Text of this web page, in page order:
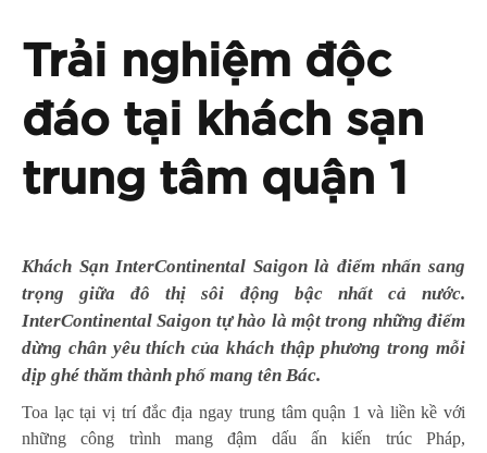
Trải nghiệm độc
đáo tại khách sạn
trung tâm quận 1
Khách Sạn InterContinental Saigon là điểm nhấn sang
trọng giữa đô thị sôi động bậc nhất cả nước.
InterContinental Saigon tự hào là một trong những điểm
dừng chân yêu thích của khách thập phương trong mỗi
dịp ghé thăm thành phố mang tên Bác.
Toa lạc tại vị trí đắc địa ngay trung tâm quận 1 và liền kề với
những công trình mang đậm dấu ấn kiến trúc Pháp,